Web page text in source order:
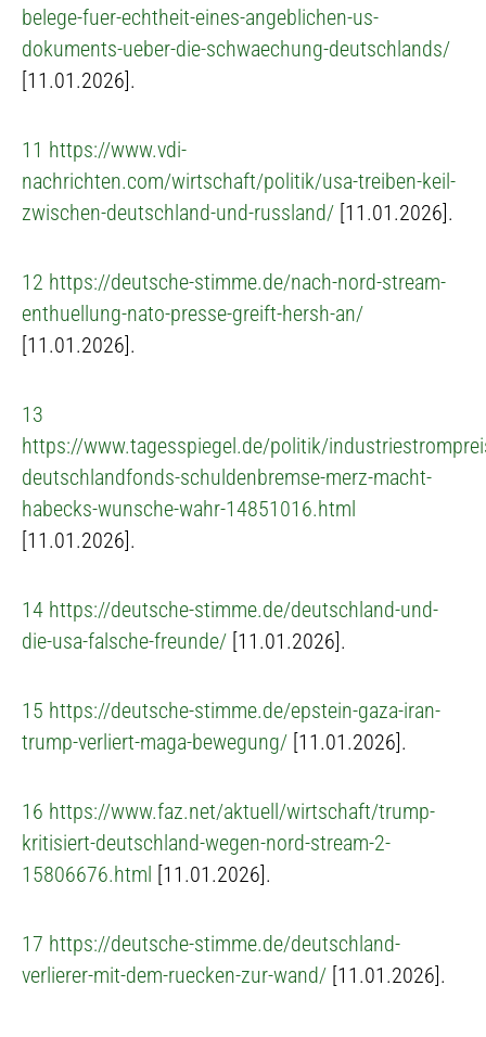
belege-fuer-echtheit-eines-angeblichen-us-
dokuments-ueber-die-schwaechung-deutschlands/
[11.01.2026].
11 https://www.vdi-
nachrichten.com/wirtschaft/politik/usa-treiben-keil-
zwischen-deutschland-und-russland/ [11.01.2026].
12 https://deutsche-stimme.de/nach-nord-stream-
enthuellung-nato-presse-greift-hersh-an/
[11.01.2026].
13
https://www.tagesspiegel.de/politik/
deutschlandfonds-schuldenbremse-merz-macht-
habecks-wunsche-wahr-14851016.html
[11.01.2026].
14 https://deutsche-stimme.de/deutschland-und-
die-usa-falsche-freunde/ [11.01.2026].
15 https://deutsche-stimme.de/epstein-gaza-iran-
trump-verliert-maga-bewegung/ [11.01.2026].
16 https://www.faz.net/aktuell/wirtschaft/trump-
kritisiert-deutschland-wegen-nord-stream-2-
15806676.html [11.01.2026].
17 https://deutsche-stimme.de/deutschland-
verlierer-mit-dem-ruecken-zur-wand/ [11.01.2026].